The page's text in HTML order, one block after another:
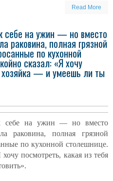
Read More
себе на ужин — но вместо
раковина, полная грязной
по кухонной
сказал: «Я хочу
хозяйка — и умеешь ли ты
себе на ужин — но вместо
раковина, полная грязной
по кухонной столешнице.
посмотреть, какая из тебя